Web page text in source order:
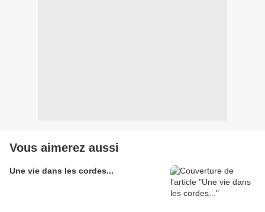
Vous aimerez aussi
Une vie dans les cordes...